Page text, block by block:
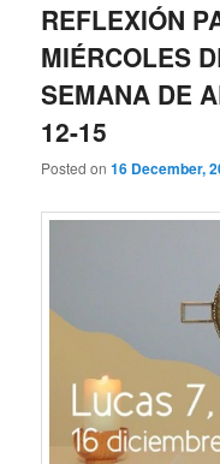
REFLEXIÓN
MIÉRCOLES
SEMANA DE
12-15
Posted on16 December,